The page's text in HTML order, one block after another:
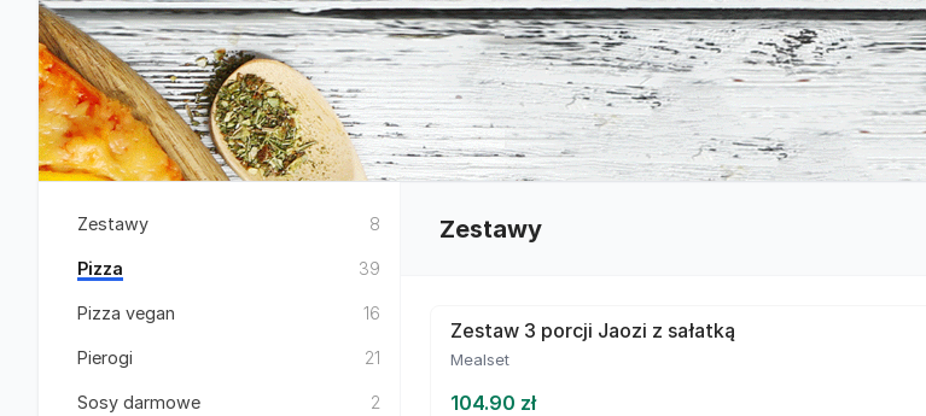
Zestawy 8
Pizza 39
Pizza vegan 16
Pierogi 21
Sosy darmowe 2
Zestawy
Zestaw 3 porcji Jaozi z sałatką
Mealset
104.90 zł